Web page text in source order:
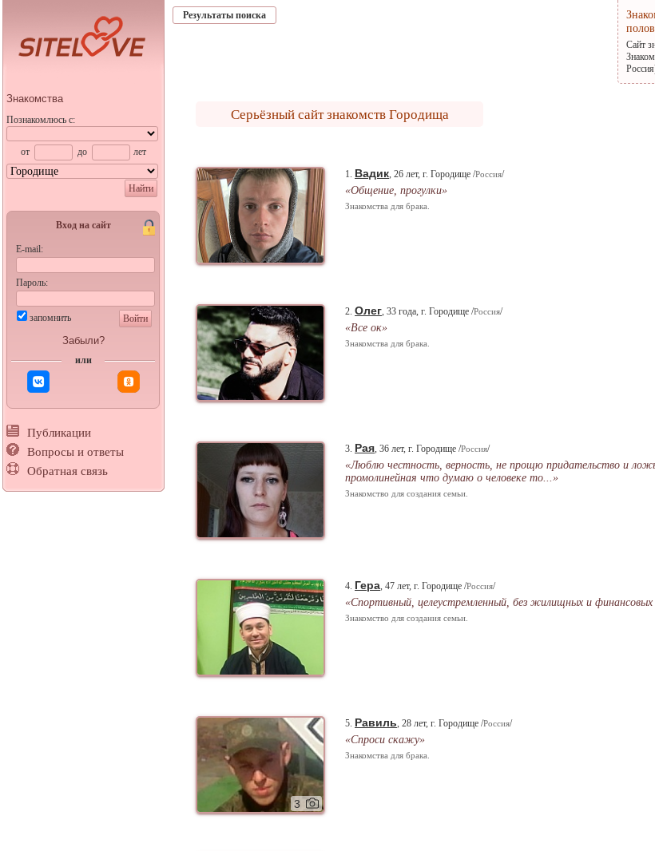
Знакомства
Познакомлюсь с:
от до лет
Найти
Вход на сайт
E-mail:
Пароль:
запомнить Войти
Забыли?
или
Публикации
Вопросы и ответы
Обратная связь
Результаты поиска
Сайт
Серьёзный сайт знакомств Городища
1. Вадик, 26 лет, г. Городище /Россия/
«Общение, прогулки»
Знакомства для брака.
2. Олег, 33 года, г. Городище /Россия/
«Все ок»
Знакомства для брака.
3. Рая, 36 лет, г. Городище /Россия/
«Люблю честность, верность, не прощю придательство и
промолинейная что думаю о человеке то...»
Знакомство для создания семьи.
4. Гера, 47 лет, г. Городище /Россия/
«Спортивный, целеустремленный, без жилищных и финансовых
Знакомство для создания семьи.
3
5. Равиль, 28 лет, г. Городище /Россия/
«Спроси скажу»
Знакомства для брака.